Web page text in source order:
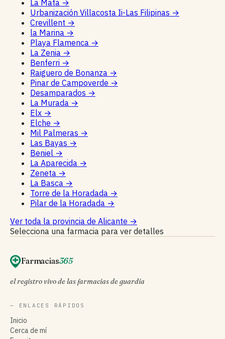
La Mata →
Urbanización Villacosta Ii-Las Filipinas →
Crevillent →
la Marina →
Playa Flamenca →
La Zenia →
Benferri →
Raiguero de Bonanza →
Pinar de Campoverde →
Desamparados →
La Murada →
Elx →
Elche →
Mil Palmeras →
Las Bayas →
Beniel →
La Aparecida →
Zeneta →
La Basca →
Torre de la Horadada →
Pilar de la Horadada →
Ver toda la provincia de Alicante →
Selecciona una farmacia para ver detalles
Farmacias365
el registro vivo de las farmacias de guardia
— ENLACES RÁPIDOS
Inicio
Cerca de mí